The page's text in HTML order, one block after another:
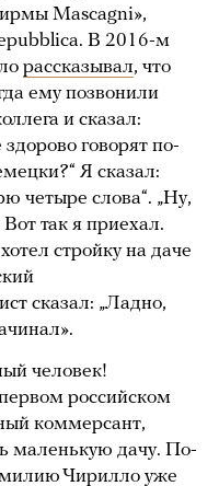
Mascagni»,
В 2016-м
рассказывал, что
ему позвонили
и сказал:
здорово говорят по-
Я сказал:
четыре слова“. „Ну,
так я приехал.
стройку на даче
сказал: „Ладно,
человек!
российском
коммерсант,
маленькую дачу. По-
Чирилло уже